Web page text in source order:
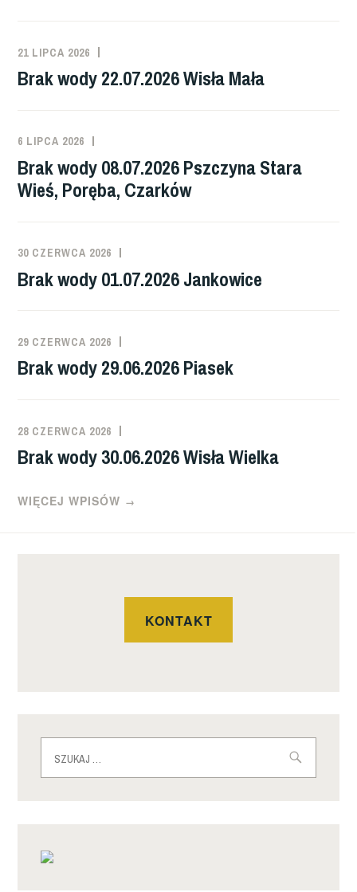
21 LIPCA 2026
Brak wody 22.07.2026 Wisła Mała
6 LIPCA 2026
Brak wody 08.07.2026 Pszczyna Stara
Wieś, Poręba, Czarków
30 CZERWCA 2026
Brak wody 01.07.2026 Jankowice
29 CZERWCA 2026
Brak wody 29.06.2026 Piasek
28 CZERWCA 2026
Brak wody 30.06.2026 Wisła Wielka
WIĘCEJ WPISÓW →
KONTAKT